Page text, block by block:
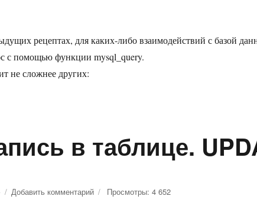
рецептах, для каких-либо взаимодействий с базой
с помощью функции mysql_query.
не сложнее других:
в таблице.
Добавить комментарий Просмотры: 4 652